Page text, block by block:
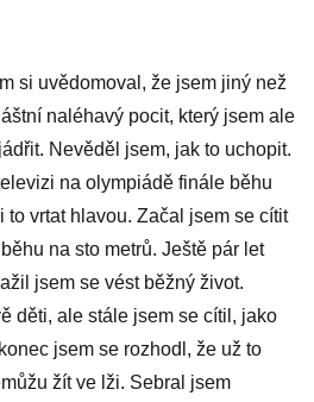
si uvědomoval, že jsem jiný než
naléhavý pocit, který jsem ale
Nevěděl jsem, jak to uchopit.
na olympiádě finále běhu
to vrtat hlavou. Začal jsem se cítit
na sto metrů. Ještě pár let
jsem se vést běžný život.
děti, ale stále jsem se cítil, jako
jsem se rozhodl, že už to
žít ve lži. Sebral jsem